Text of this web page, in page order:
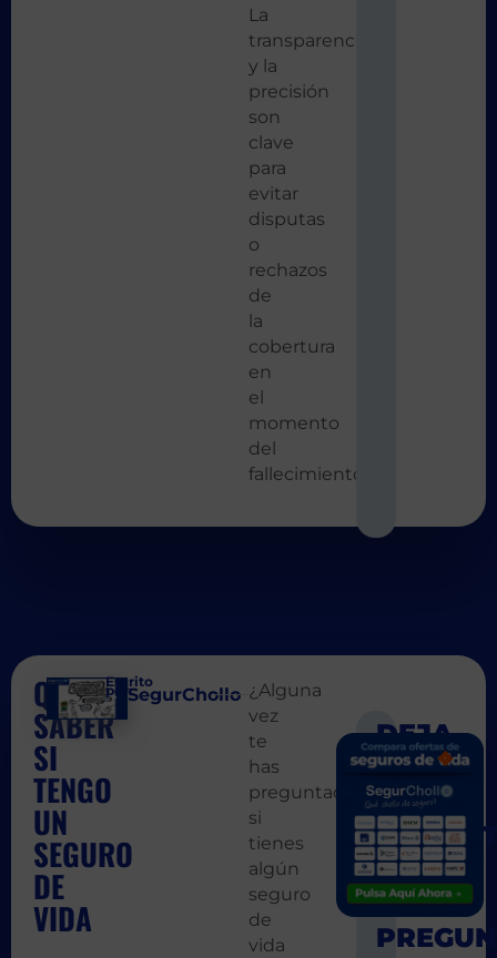
La
transparencia
y la
precisión
son
clave
para
evitar
disputas
o
rechazos
de
la
cobertura
en
el
momento
del
fallecimiento.
QUIERO
SABER
SI
TENGO
UN
SEGURO
DE
VIDA
Escrito
por:SegurChollo ¿Alguna
vez
te
has
preguntado
si
tienes
algún
seguro
de
vida
Qué